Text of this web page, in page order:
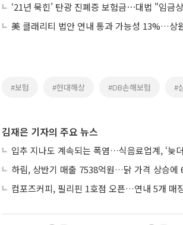
‘21년 묵힌’ 탄광 진폐증 보험금⋯대법 "임금
美 클래리티 법안 연내 통과 가능성 13%…상
#보험 #현대해상 #DB손해보험 #
김재은 기자의 주요 뉴스
입추 지나도 계속되는 폭염…식음료업계, ‘늦
하림, 상반기 매출 7538억원…닭 가격 상승에
컴포즈커피, 필리핀 1호점 오픈…연내 5개 매